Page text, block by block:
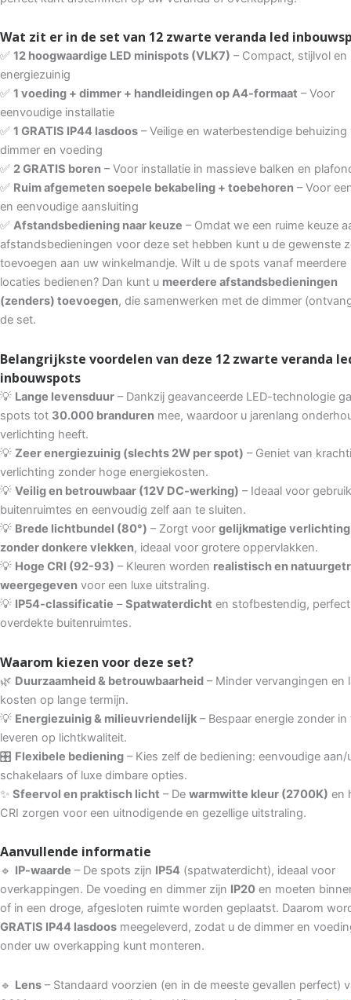
Wat zit er in de set van 12 zwarte veranda led
✅ 12 hoogwaardige LED minispots (VLK7) – Compact, stijlvol en
energiezuinig
✅ 1 voeding + dimmer + handleidingen op A4-formaat – Voor
eenvoudige installatie
✅ 1 GRATIS IP44 lasdoos – Veilige en waterbestendige behuizing
dimmer en voeding
✅ 2 GRATIS boren – Voor installatie in massieve balken en
✅ Ruim afgemeten soepele bekabeling + toebehoren – Voor
en eenvoudige aansluiting
✅ Afstandsbediening naar keuze – Omdat we een ruime keuze
afstandsbedieningen voor deze set hebben kunt u de gewenste
toevoegen aan uw winkelmandje. Wilt u de spots vanaf meerdere
locaties bedienen? Dan kunt u meerdere afstandsbedieningen
(zenders) toevoegen, die samenwerken met de dimmer
de set.
Belangrijkste voordelen van deze 12 zwarte veranda
inbouwspots
💡 Lange levensduur – Dankzij geavanceerde LED-technologie
spots tot 30.000 branduren mee, waardoor u jarenlang
verlichting heeft.
💡 Zeer energiezuinig (slechts 2W per spot) – Geniet van
verlichting zonder hoge energiekosten.
💡 Veilig en betrouwbaar (12V DC-werking) – Ideaal voor
buitenruimtes en eenvoudig zelf aan te sluiten.
💡 Brede lichtbundel (80°) – Zorgt voor gelijkmatige verlichting
zonder donkere vlekken, ideaal voor grotere oppervlakken.
💡 Hoge CRI (92-93) – Kleuren worden realistisch en
weergegeven voor een luxe uitstraling.
💡 IP54-classificatie –Spatwaterdicht en stofbestendig,
overdekte buitenruimtes.
Waarom kiezen voor deze set?
🌿 Duurzaamheid & betrouwbaarheid – Minder vervangingen en
kosten op lange termijn.
💡 Energiezuinig & milieuvriendelijk – Bespaar energie zonder in
leveren op lichtkwaliteit.
🎛 Flexibele bediening – Kies zelf de bediening: eenvoudige aan/
schakelaars of luxe dimbare opties.
✨ Sfeervol en praktisch licht – De warmwitte kleur (2700K) en
CRI zorgen voor een uitnodigende en gezellige uitstraling.
Aanvullende informatie
🔹 IP-waarde – De spots zijn IP54 (spatwaterdicht), ideaal voor
overkappingen. De voeding en dimmer zijn IP20 en moeten
of in een droge, afgesloten ruimte worden geplaatst. Daarom
GRATIS IP44 lasdoos meegeleverd, zodat u de dimmer en
onder uw overkapping kunt monteren.
🔹 Lens – Standaard voorzien (en in de meeste gevallen perfect)